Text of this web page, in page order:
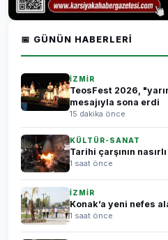
📅 GÜNÜN HABERLERI
İZMİR
TeosFest 2026,
mesajıyla sona erdi
15 dakika önce
KÜLTÜR-SANAT
Tarihi çarşının
1 saat önce
İZMİR
Konak’a yeni nefes
1 saat önce